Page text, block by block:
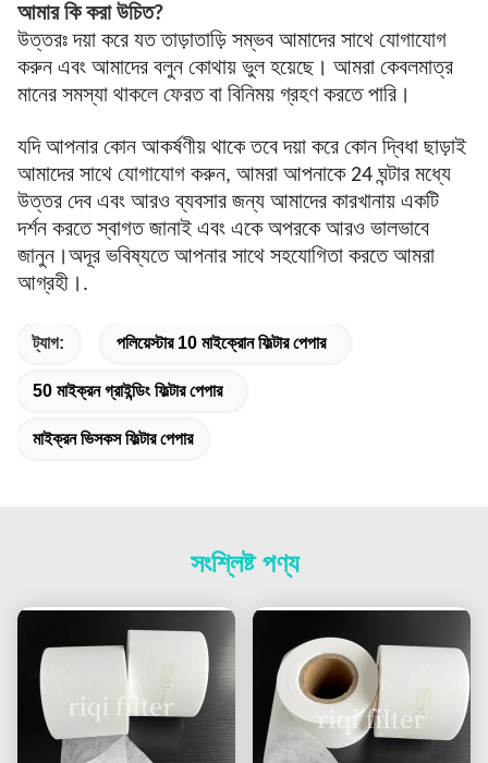
আমার কি করা উচিত?
উত্তরঃ দয়া করে যত তাড়াতাড়ি সম্ভব আমাদের সাথে যোগাযোগ
করুন এবং আমাদের বলুন কোথায় ভুল হয়েছে। আমরা কেবলমাত্র
মানের সমস্যা থাকলে ফেরত বা বিনিময় গ্রহণ করতে পারি।
যদি আপনার কোন আকর্ষণীয় থাকে তবে দয়া করে কোন দ্বিধা ছাড়াই
আমাদের সাথে যোগাযোগ করুন, আমরা আপনাকে 24 ঘন্টার মধ্যে
উত্তর দেব এবং আরও ব্যবসার জন্য আমাদের কারখানায় একটি
দর্শন করতে স্বাগত জানাই এবং একে অপরকে আরও ভালভাবে
জানুন।অদূর ভবিষ্যতে আপনার সাথে সহযোগিতা করতে আমরা
আগ্রহী।.
ট্যাগ: পলিয়েস্টার 10 মাইক্রোন ফিল্টার পেপার
50 মাইক্রন গ্রাইন্ডিং ফিল্টার পেপার
মাইক্রন ভিসকস ফিল্টার পেপার
সংশ্লিষ্ট পণ্য